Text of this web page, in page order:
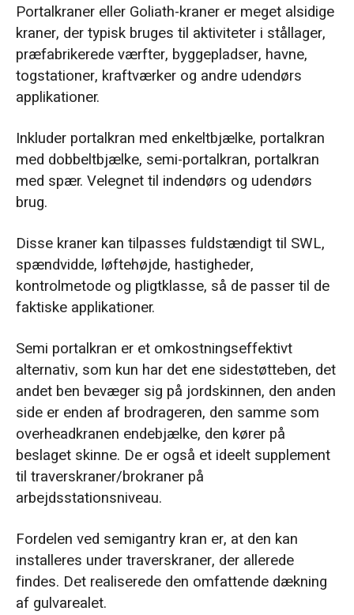
Portalkraner eller Goliath-kraner er meget alsidige
kraner, der typisk bruges til aktiviteter i stållager,
præfabrikerede værfter, byggepladser, havne,
togstationer, kraftværker og andre udendørs
applikationer.
Inkluder portalkran med enkeltbjælke, portalkran
med dobbeltbjælke, semi-portalkran, portalkran
med spær. Velegnet til indendørs og udendørs
brug.
Disse kraner kan tilpasses fuldstændigt til SWL,
spændvidde, løftehøjde, hastigheder,
kontrolmetode og pligtklasse, så de passer til de
faktiske applikationer.
Semi portalkran er et omkostningseffektivt
alternativ, som kun har det ene sidestøtteben, det
andet ben bevæger sig på jordskinnen, den anden
side er enden af brodrageren, den samme som
overheadkranen endebjælke, den kører på
beslaget skinne. De er også et ideelt supplement
til traverskraner/brokraner på
arbejdsstationsniveau.
Fordelen ved semigantry kran er, at den kan
installeres under traverskraner, der allerede
findes. Det realiserede den omfattende dækning
af gulvarealet.